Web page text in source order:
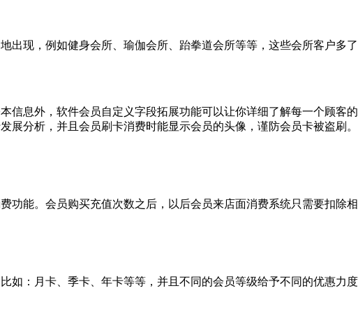
出现，例如健身会所、瑜伽会所、跆拳道会所等等，这些会所客户多
信息外，软件会员自定义字段拓展功能可以让你详细了解每一个顾客
分析，并且会员刷卡消费时能显示会员的头像，谨防会员卡被盗刷。
功能。会员购买充值次数之后，以后会员来店面消费系统只需要扣除
如：月卡、季卡、年卡等等，并且不同的会员等级给予不同的优惠力度